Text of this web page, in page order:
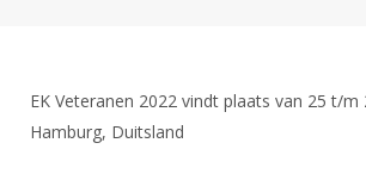
Forums
Recreatiesport
Wat is topsport
Nieuws
Informatie
EK Veteranen 2022 vindt plaats van 25 t/m
Hamburg, Duitsland